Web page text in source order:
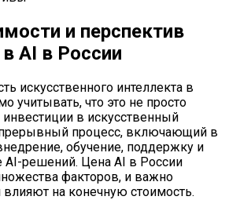
и перспектив
AI в России
искусственного интеллекта в
учитывать, что это не просто
в искусственный
процесс, включающий в
обучение, поддержку и
AI-решений. Цена AI в России
факторов, и важно
влияют на конечную стоимость.